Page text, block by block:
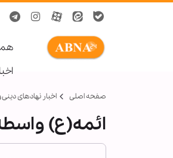
صفحه اصلی اخبار نهادهای
ائمه(ع)